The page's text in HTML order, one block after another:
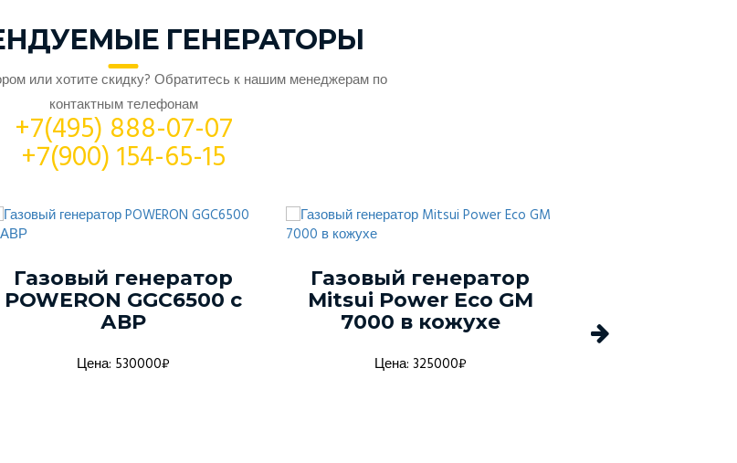
ГЕНЕРАТОРЫ
или хотите скидку? Обратитесь к нашим менеджерам по
контактным телефонам
+7(495) 888-07-07
+7(900) 154-65-15
Газовый генератор
POWERON GGC6500 с
АВР
Цена: 530000₽
Газовый генератор
Mitsui Power Eco GM
7000 в кожухе
Цена: 325000₽